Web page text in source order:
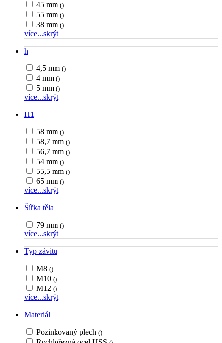
45 mm ()
55 mm ()
38 mm ()
více...skrýt
h
4,5 mm ()
4 mm ()
5 mm ()
více...skrýt
H1
58 mm ()
58,7 mm ()
56,7 mm ()
54 mm ()
55,5 mm ()
65 mm ()
více...skrýt
Šířka těla
79 mm ()
více...skrýt
Typ závitu
M8 ()
M10 ()
M12 ()
více...skrýt
Materiál
Pozinkovaný plech ()